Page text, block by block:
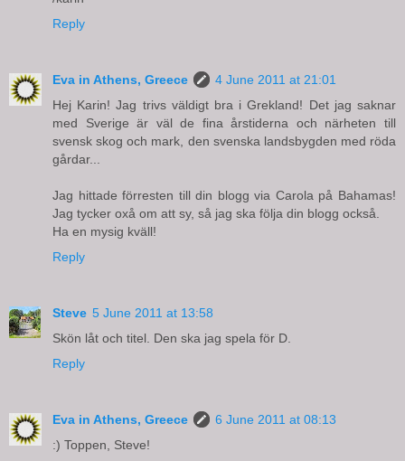
Reply
Eva in Athens, Greece
4 June 2011 at 21:01
Hej Karin! Jag trivs väldigt bra i Grekland! Det jag saknar
med Sverige är väl de fina årstiderna och närheten till
svensk skog och mark, den svenska landsbygden med röda
gårdar...
Jag hittade förresten till din blogg via Carola på Bahamas!
Jag tycker oxå om att sy, så jag ska följa din blogg också.
Ha en mysig kväll!
Reply
Steve 5 June 2011 at 13:58
Skön låt och titel. Den ska jag spela för D.
Reply
Eva in Athens, Greece
6 June 2011 at 08:13
:) Toppen, Steve!